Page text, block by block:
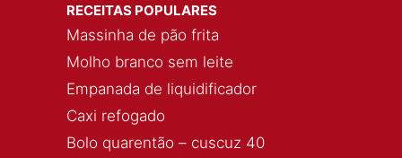
RECEITAS POPULARES
Massinha de pão frita
Molho branco sem leite
Empanada de liquidificador
Caxi refogado
Bolo quarentão – cuscuz 40